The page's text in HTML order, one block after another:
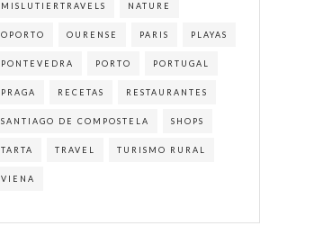
MISLUTIERTRAVELS NATURE
OPORTO OURENSE PARIS PLAYAS
PONTEVEDRA PORTO PORTUGAL
PRAGA RECETAS RESTAURANTES
SANTIAGO DE COMPOSTELA SHOPS
TARTA TRAVEL TURISMO RURAL
VIENA